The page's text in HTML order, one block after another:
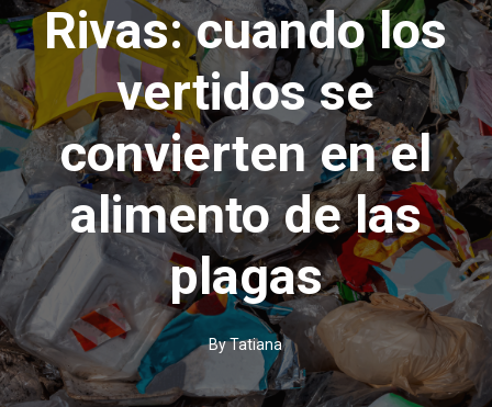
Rivas: cuando los
vertidos se
convierten en el
alimento de las
plagas
ByTatiana